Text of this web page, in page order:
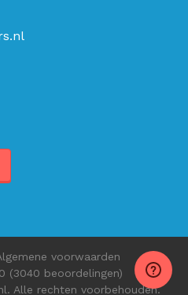
voorwaarden
(3040 beoordelingen)
Alle rechten voorbehouden.